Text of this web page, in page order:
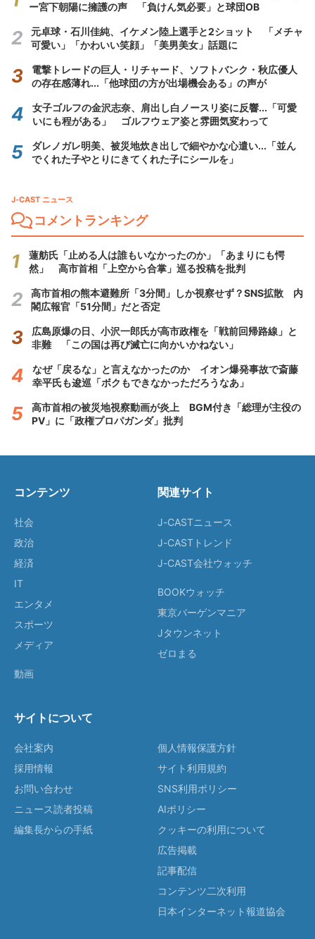
ー宮下朝陽に擁護の声 「負けん気必要」と球団OB
元卓球・石川佳純、イケメン陸上選手と2ショット 「メチャ
可愛い」「かわいい笑顔」「美男美女」話題に
電撃トレードの巨人・リチャード、ソフトバンク・秋広優人
の存在感薄れ...「他球団の方が出場機会ある」の声が
女子ゴルフの金沢志奈、肩出し白ノースリ姿に反響...「可愛
いにも程がある」 ゴルフウェア姿と雰囲気変わって
ダレノガレ明美、被災地炊き出しで細やかな心遣い...「並ん
でくれた子やとりにきてくれた子にシールを」
J-CAST ニュース
コメントランキング
蓮舫氏「止める人は誰もいなかったのか」「あまりにも愕
然」 高市首相「上空から合掌」巡る投稿を批判
高市首相の熊本避難所「3分間」しか視察せず？SNS拡散 内
閣広報官「51分間」だと否定
広島原爆の日、小沢一郎氏が高市政権を「戦前回帰路線」と
非難 「この国は再び滅亡に向かいかねない」
なぜ「戻るな」と言えなかったのか イオン爆発事故で斎藤
幸平氏も逡巡「ボクもできなかっただろうなあ」
高市首相の被災地視察動画が炎上 BGM付き「総理が主役の
PV」に「政権プロパガンダ」批判
コンテンツ
社会
政治
経済
IT
エンタメ
スポーツ
メディア
動画
関連サイト
J-CASTニュース
J-CASTトレンド
J-CAST会社ウォッチ
BOOKウォッチ
東京バーゲンマニア
Jタウンネット
ゼロまる
サイトについて
会社案内
採用情報
お問い合わせ
ニュース読者投稿
編集長からの手紙
個人情報保護方針
サイト利用規約
SNS利用ポリシー
AIポリシー
クッキーの利用について
広告掲載
記事配信
コンテンツ二次利用
日本インターネット報道協会